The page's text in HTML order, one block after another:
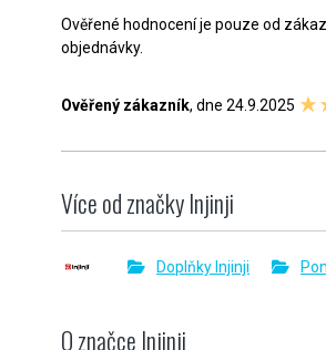
Ověřené hodnocení je pouze od
objednávky.
Ověřený zákazník, dne 24.9.2025
Více od značky Injinji
Doplňky Injinji
O značce Injinji